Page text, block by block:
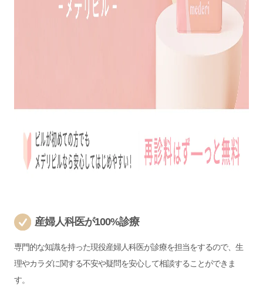
産婦人科医が100%診療
専門的な知識を持った現役産婦人科医が診療を担当をするので、生
理やカラダに関する不安や疑問を安心して相談することができま
す。